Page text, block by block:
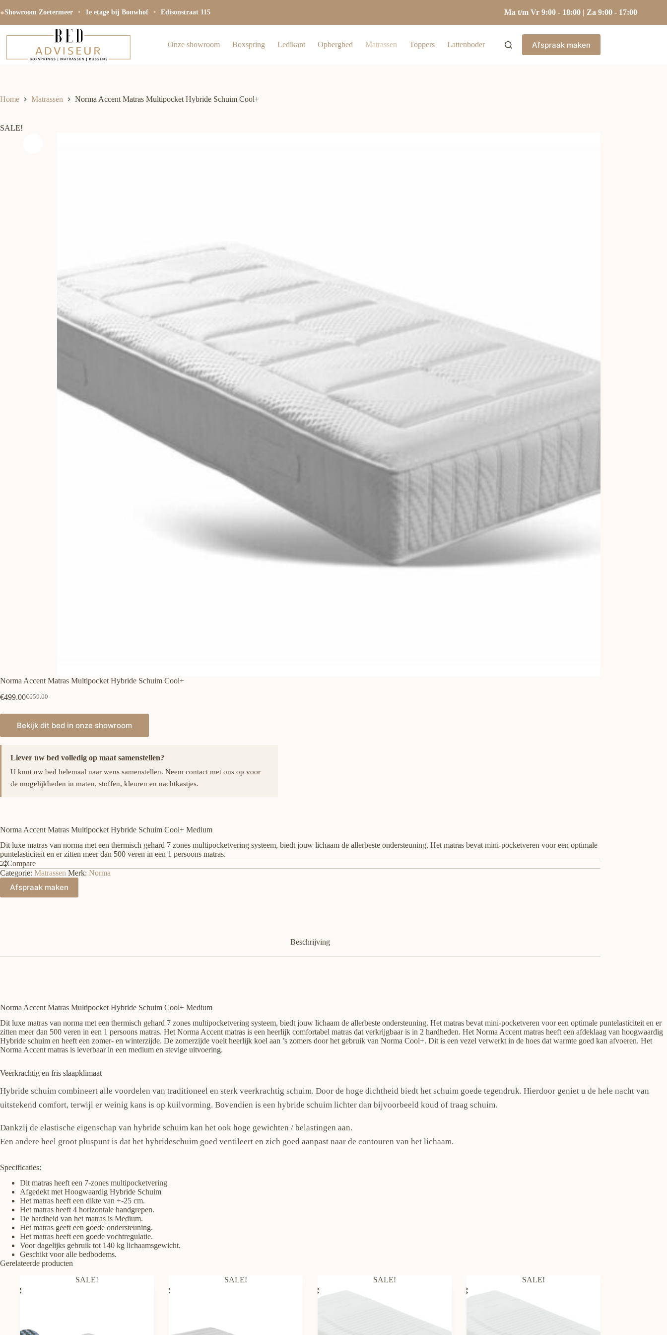
naar
●Showroom Zoetermeer • 1e etage bij Bouwhof • Edisonstraat 115 Ma t/m Vr 9:00 - 18:00 | Za 9:00 - 17:00
Onze showroom Boxspring Ledikant Opbergbed Matrassen Toppers Lattenbodems Hoofdkussens Kasten
Afspraak maken
Home Matrassen Norma Accent Matras Multipocket Hybride Schuim Cool+
SALE!
Norma Accent Matras Multipocket Hybride Schuim Cool+
€659.00
Oorspronkelijke
€659.00.
€499.00Huidige
€499.00.
Bekijk dit bed in onze showroom
Liever uw bed volledig op maat samenstellen?
U kunt uw bed helemaal naar wens samenstellen. Neem contact met ons op voor
de mogelijkheden in maten, stoffen, kleuren en nachtkastjes.
Norma Accent Matras Multipocket Hybride Schuim Cool+ Medium
Dit luxe matras van norma met een thermisch gehard 7 zones multipocketvering systeem, biedt jouw lichaam de allerbeste ondersteuning. Het matras bevat mini-pocketveren voor een optimale
puntelasticiteit en er zitten meer dan 500 veren in een 1 persoons matras.
Compare
Categorie: Matrassen Merk: Norma
Afspraak maken
Beschrijving
Norma Accent Matras Multipocket Hybride Schuim Cool+ Medium
Dit luxe matras van norma met een thermisch gehard 7 zones multipocketvering systeem, biedt jouw lichaam de allerbeste ondersteuning. Het matras bevat mini-pocketveren voor een optimale puntelasticiteit en er
zitten meer dan 500 veren in een 1 persoons matras. Het Norma Accent matras is een heerlijk comfortabel matras dat verkrijgbaar is in 2 hardheden. Het Norma Accent matras heeft een afdeklaag van hoogwaardig
Hybride schuim en heeft een zomer- en winterzijde. De zomerzijde voelt heerlijk koel aan ’s zomers door het gebruik van Norma Cool+. Dit is een vezel verwerkt in de hoes dat warmte goed kan afvoeren. Het
Norma Accent matras is leverbaar in een medium en stevige uitvoering.
Veerkrachtig en fris slaapklimaat
Hybride schuim combineert alle voordelen van traditioneel en sterk veerkrachtig schuim. Door de hoge dichtheid biedt het schuim goede tegendruk. Hierdoor geniet u de hele nacht van
uitstekend comfort, terwijl er weinig kans is op kuilvorming. Bovendien is een hybride schuim lichter dan bijvoorbeeld koud of traag schuim.
Dankzij de elastische eigenschap van hybride schuim kan het ook hoge gewichten / belastingen aan.
Een andere heel groot pluspunt is dat het hybrideschuim goed ventileert en zich goed aanpast naar de contouren van het lichaam.
Specificaties:
Dit matras heeft een 7-zones multipocketvering
Afgedekt met Hoogwaardig Hybride Schuim
Het matras heeft een dikte van +-25 cm.
Het matras heeft 4 horizontale handgrepen.
De hardheid van het matras is Medium.
Het matras geeft een goede ondersteuning.
Het matras heeft een goede vochtregulatie.
Voor dagelijks gebruik tot 140 kg lichaamsgewicht.
Geschikt voor alle bedbodems.
Gerelateerde producten
SALE!
SALE! SALE! SALE!